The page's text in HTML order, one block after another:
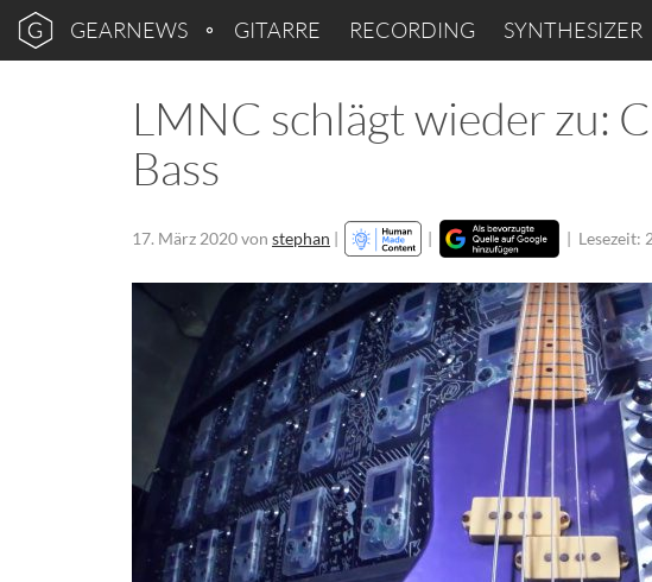
GEARNEWS GITARRE RECORDING SYNTHESIZER
LMNC schlägt wieder zu:
Bass
17. März 2020von stephan | | | Lesezeit: